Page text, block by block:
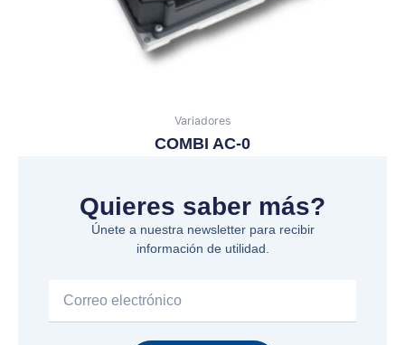
Variadores
COMBI AC-0
Quieres saber más?
Únete a nuestra newsletter para recibir
información de utilidad.